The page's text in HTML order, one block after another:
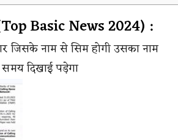
Basic News 2024) :
जिसके नाम से सिम होगी उसका नाम
दिखाई पड़ेगा